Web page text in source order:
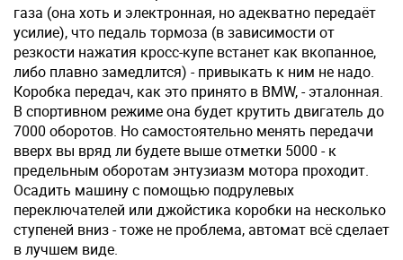
газа (она хоть и электронная, но адекватно передаёт
усилие), что педаль тормоза (в зависимости от
резкости нажатия кросс-купе встанет как вкопанное,
либо плавно замедлится) - привыкать к ним не надо.
Коробка передач, как это принято в BMW, - эталонная.
В спортивном режиме она будет крутить двигатель до
7000 оборотов. Но самостоятельно менять передачи
вверх вы вряд ли будете выше отметки 5000 - к
предельным оборотам энтузиазм мотора проходит.
Осадить машину с помощью подрулевых
переключателей или джойстика коробки на несколько
ступеней вниз - тоже не проблема, автомат всё сделает
в лучшем виде.